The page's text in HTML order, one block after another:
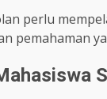
perlu
pemahaman